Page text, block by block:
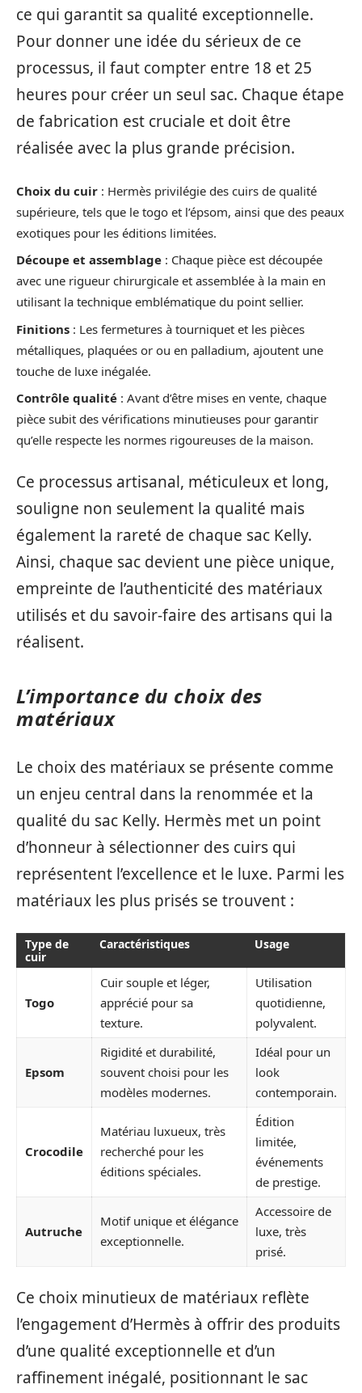
ce qui garantit sa qualité exceptionnelle.
Pour donner une idée du sérieux de ce
processus, il faut compter entre 18 et 25
heures pour créer un seul sac. Chaque étape
de fabrication est cruciale et doit être
réalisée avec la plus grande précision.
Choix du cuir : Hermès privilégie des cuirs de qualité
supérieure, tels que le togo et l’épsom, ainsi que des peaux
exotiques pour les éditions limitées.
Découpe et assemblage : Chaque pièce est découpée
avec une rigueur chirurgicale et assemblée à la main en
utilisant la technique emblématique du point sellier.
Finitions : Les fermetures à tourniquet et les pièces
métalliques, plaquées or ou en palladium, ajoutent une
touche de luxe inégalée.
Contrôle qualité : Avant d’être mises en vente, chaque
pièce subit des vérifications minutieuses pour garantir
qu’elle respecte les normes rigoureuses de la maison.
Ce processus artisanal, méticuleux et long,
souligne non seulement la qualité mais
également la rareté de chaque sac Kelly.
Ainsi, chaque sac devient une pièce unique,
empreinte de l’authenticité des matériaux
utilisés et du savoir-faire des artisans qui la
réalisent.
L’importance du choix des
matériaux
Le choix des matériaux se présente comme
un enjeu central dans la renommée et la
qualité du sac Kelly. Hermès met un point
d’honneur à sélectionner des cuirs qui
représentent l’excellence et le luxe. Parmi les
matériaux les plus prisés se trouvent :
Type de
cuir
Caractéristiques Usage
Togo
Cuir souple et léger,
apprécié pour sa
texture.
Utilisation
quotidienne,
polyvalent.
Epsom
Rigidité et durabilité,
souvent choisi pour les
modèles modernes.
Idéal pour un
look
contemporain.
Crocodile
Matériau luxueux, très
recherché pour les
éditions spéciales.
Édition
limitée,
événements
de prestige.
Autruche
Motif unique et élégance
exceptionnelle.
Accessoire de
luxe, très
prisé.
Ce choix minutieux de matériaux reflète
l’engagement d’Hermès à offrir des produits
d’une qualité exceptionnelle et d’un
raffinement inégalé, positionnant le sac